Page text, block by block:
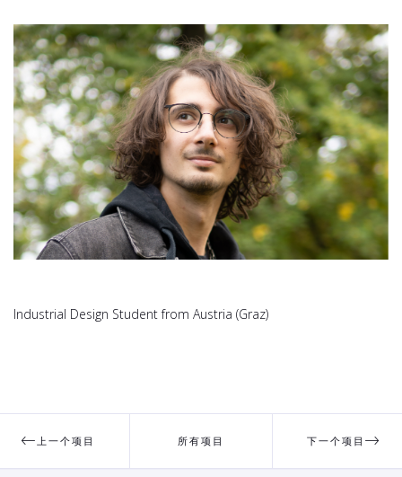
Industrial Design Student from Austria (Graz)
上一个项目 所有项目 下一个项目